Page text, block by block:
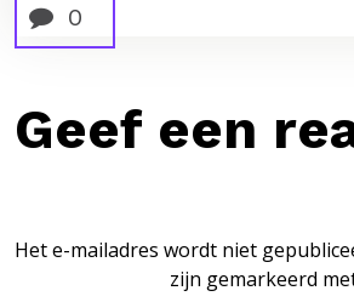
0
Geef een
Het e-mailadres wordt niet
zijn gemarkeerd